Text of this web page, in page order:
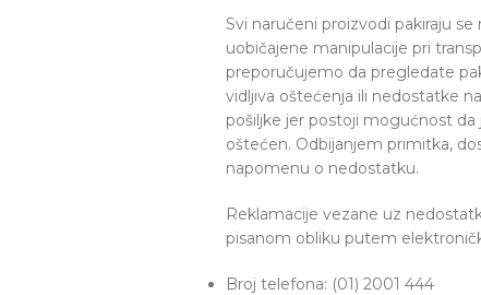
Svi naručeni proizvodi pakiraju
uobičajene manipulacije pri
preporučujemo da pregledate
vidljiva oštećenja ili nedostatke
pošiljke jer postoji mogućnost
oštećen. Odbijanjem primitka,
napomenu o nedostatku.
Reklamacije vezane uz
pisanom obliku putem
Broj telefona: (01) 2001 444